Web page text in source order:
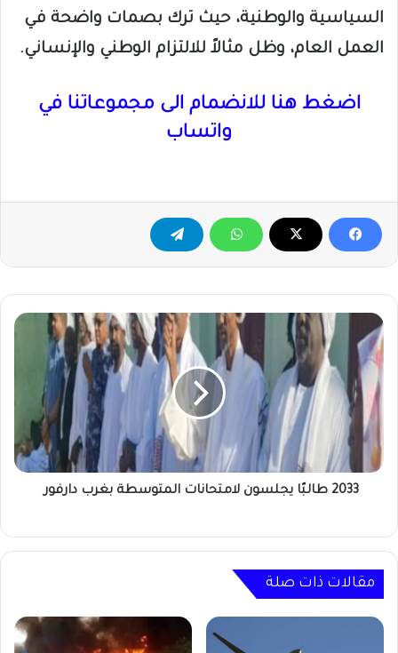
السياسية والوطنية، حيث ترك بصمات واضحة في
العمل العام، وظل مثالاً للالتزام الوطني والإنساني.
اضغط هنا للانضمام الى مجموعاتنا في
واتساب
2033
طالبًا
يجلسون
لامتحانات
المتوسطة
بغرب
دارفور
2033 طالبًا يجلسون لامتحانات المتوسطة بغرب دارفور
مقالات ذات صلة